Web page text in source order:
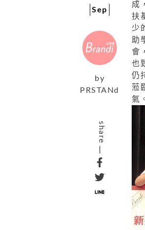
Sep
by
PRSTANd
share
成，
扶
少
助
會，
也
仍
蒞
氣